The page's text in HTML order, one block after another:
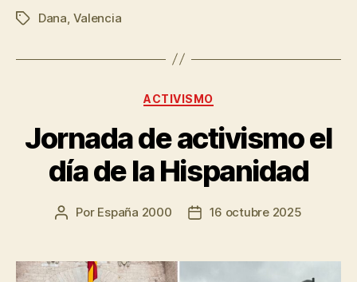
Dana Valencia
ACTIVISMO
Jornada de activismo el
día de la Hispanidad
Por España 2000 16 octubre 2025